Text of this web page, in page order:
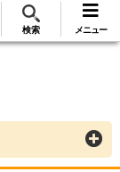
無料見積
検索 メニュー